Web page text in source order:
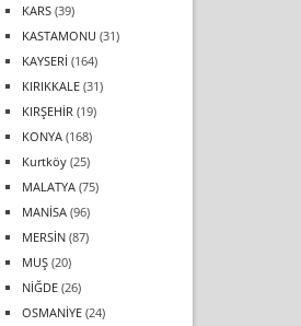
KARS(39)
KASTAMONU (31)
KAYSERİ (164)
KIRIKKALE(31)
KIRŞEHİR (19)
KONYA(168)
Kurtköy(25)
MALATYA(75)
MANİSA(96)
MERSİN(87)
MUŞ(20)
NİĞDE(26)
OSMANİYE(24)